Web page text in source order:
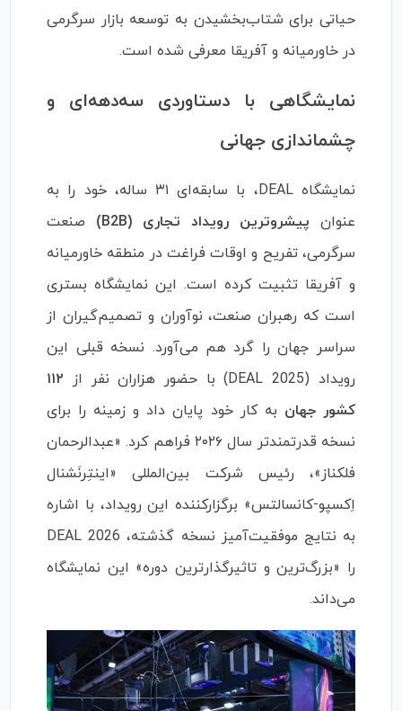
حیاتی برای شتاب‌بخشیدن به توسعه بازار سرگرمی
در خاورمیانه و آفریقا معرفی شده است.
نمایشگاهی با دستاوردی سه‌دهه‌ای و
چشماندازی جهانی
نمایشگاه DEAL، با سابقه‌ای ۳۱ ساله، خود را به
عنوان پیشروترین رویداد تجاری (B2B)
صنعت
سرگرمی، تفریح و اوقات فراغت در منطقه خاورمیانه
و آفریقا تثبیت کرده است. این نمایشگاه بستری
است که رهبران صنعت، نوآوران و تصمیم‌گیران از
سراسر جهان را گرد هم می‌آورد. نسخه قبلی این
رویداد (DEAL 2025) با حضور هزاران نفر از
۱۱۲
کشور جهان به کار خود پایان داد و زمینه را برای
نسخه قدرتمندتر سال ۲۰۲۶ فراهم کرد. «عبدالرحمان
فلکناز»، رئیس شرکت بین‌المللی «اینتِرنَشنال
اِکسپو-کانسالتس» برگزارکننده این رویداد، با اشاره
به نتایج موفقیت‌آمیز نسخه گذشته، DEAL 2026
را «بزرگ‌ترین و تاثیرگذارترین دوره» این نمایشگاه
می‌داند.